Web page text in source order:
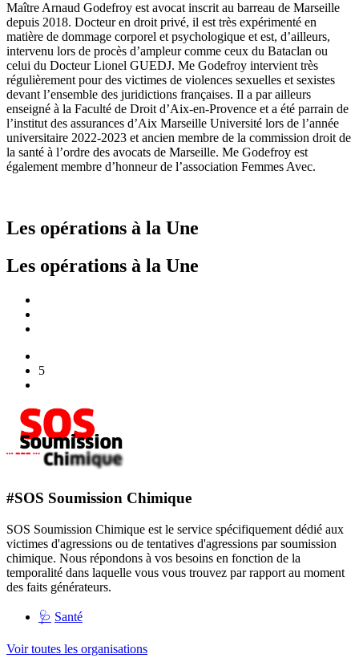
Maître Arnaud Godefroy est avocat inscrit au barreau de Marseille
depuis 2018. Docteur en droit privé, il est très expérimenté en
matière de dommage corporel et psychologique et est, d’ailleurs,
intervenu lors de procès d’ampleur comme ceux du Bataclan ou
celui du Docteur Lionel GUEDJ. Me Godefroy intervient très
régulièrement pour des victimes de violences sexuelles et sexistes
devant l’ensemble des juridictions françaises. Il a par ailleurs
enseigné à la Faculté de Droit d’Aix-en-Provence et a été parrain de
l’institut des assurances d’Aix Marseille Université lors de l’année
universitaire 2022-2023 et ancien membre de la commission droit de
la santé à l’ordre des avocats de Marseille. Me Godefroy est
également membre d’honneur de l’association Femmes Avec.
Les opérations à la Une
Les opérations à la Une
5
#SOS Soumission Chimique
SOS Soumission Chimique est le service spécifiquement dédié aux
victimes d'agressions ou de tentatives d'agressions par soumission
chimique. Nous répondons à vos besoins en fonction de la
temporalité dans laquelle vous vous trouvez par rapport au moment
des faits générateurs.
🩺 Santé
Voir toutes les organisations